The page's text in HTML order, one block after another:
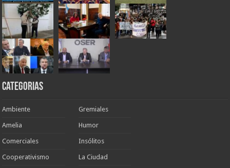
Categorias
Ambiente
Amelia
Comerciales
Cooperativismo
Gremiales
Humor
Insólitos
La Ciudad